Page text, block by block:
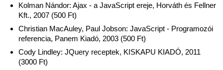
Kolman Nándor: Ajax - a JavaScript ereje, Horváth és Fellner
Kft., 2007 (500 Ft)
Christian MacAuley, Paul Jobson: JavaScript - Programozói
referencia, Panem Kiadó, 2003 (500 Ft)
Cody Lindley: JQuery receptek, KISKAPU KIADÓ, 2011
(3000 Ft)